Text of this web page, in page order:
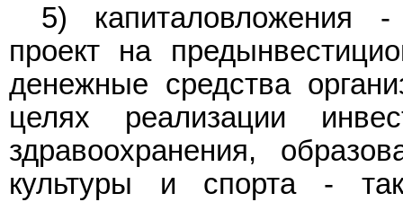
5) капиталовложения
проект на
денежные средства
целях реализации
здравоохранения,
культуры и спорта -